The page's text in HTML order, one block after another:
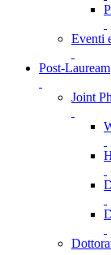
Eventi
Post-Lauream
Joint